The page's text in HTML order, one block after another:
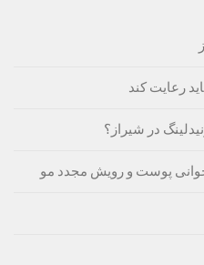
رعایت کند
در شیراز؟
جوانی پوست و رویش مجدد مو